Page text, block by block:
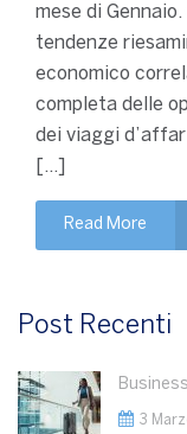
mese di
tendenze
economico
completa delle
dei viaggi
[…]
Read More
Post Recenti
3